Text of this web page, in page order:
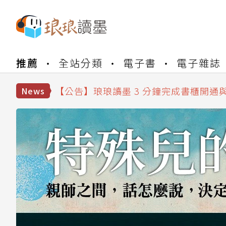
推薦 全站分類 電子書 電子雜誌
News
【公告】琅琅讀墨數位閱讀資產合併與
【公告】琅琅讀墨 3 分鐘完成書櫃開
【公告】琅琅讀墨數位閱讀資產合併與